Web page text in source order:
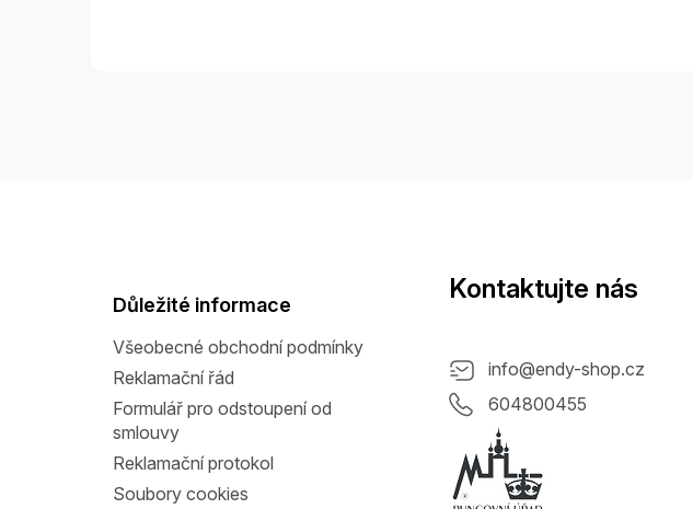
Důležité informace
Všeobecné obchodní podmínky
Reklamační řád
Formulář pro odstoupení od
smlouvy
Reklamační protokol
Soubory cookies
Kontaktujte nás
info@endy-shop.cz
604800455